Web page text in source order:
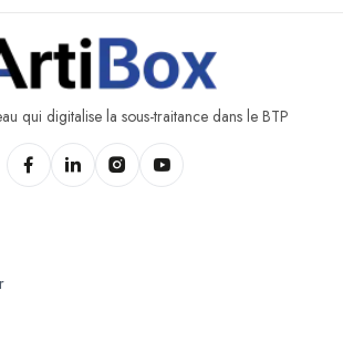
qui digitalise la sous-traitance dans le BTP